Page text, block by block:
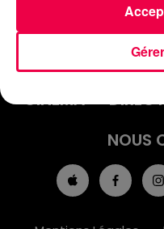
CINÉMA
NOUS